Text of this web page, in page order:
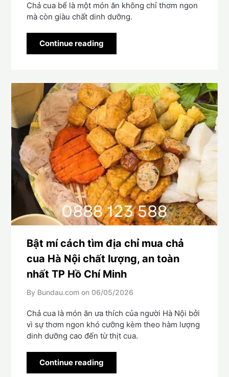
Chả cua bể là một món ăn không chỉ thơm ngon
mà còn giàu chất dinh dưỡng.
Continue reading
Bật mí cách tìm địa chỉ mua chả
cua Hà Nội chất lượng, an toàn
nhất TP Hồ Chí Minh
By Bundau.com on 06/05/2026
Chả cua là món ăn ưa thích của người Hà Nội bởi
vì sự thơm ngon khó cưỡng kèm theo hàm lượng
dinh dưỡng cao đến từ thịt cua.
Continue reading